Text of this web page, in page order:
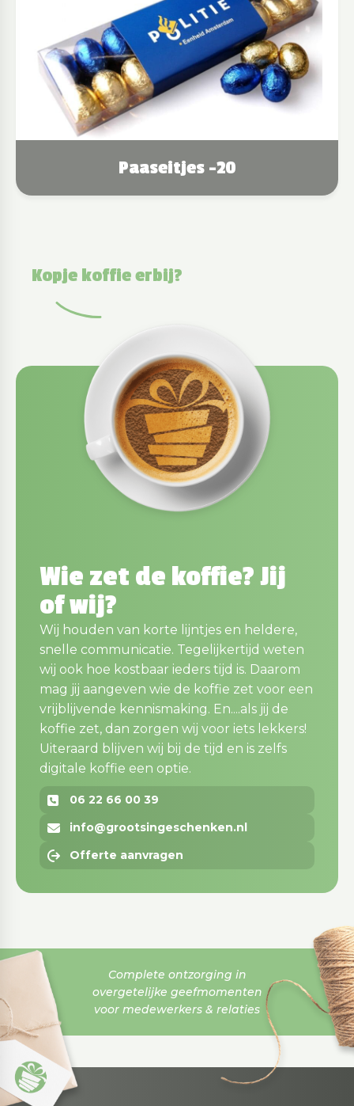
Paaseitjes -20
Kopje koffie erbij?
Wie zet de koffie? Jij
of wij?
Wij houden van korte lijntjes en heldere,
snelle communicatie. Tegelijkertijd weten
wij ook hoe kostbaar ieders tijd is. Daarom
mag jij aangeven wie de koffie zet voor een
vrijblijvende kennismaking. En....als jij de
koffie zet, dan zorgen wij voor iets lekkers!
Uiteraard blijven wij bij de tijd en is zelfs
digitale koffie een optie.
06 22 66 00 39
info@grootsingeschenken.nl
Offerte aanvragen
Complete ontzorging in
overgetelijke geefmomenten
voor medewerkers & relaties